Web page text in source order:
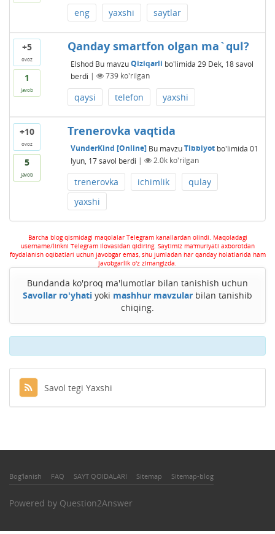
eng yaxshi saytlar
+5
ovoz
1
javob
Qanday smartfon olgan ma`qul?
Elshod Bu mavzuQiziqarli bo'limida 29 Dek, 18 savol
berdi | 739ko'rilgan
qaysi telefon yaxshi
+10
ovoz
5
javob
Trenerovka vaqtida
VunderKind [Online] Bu mavzuTibbiyotbo'limida 01
Iyun, 17 savol berdi | 2.0kko'rilgan
trenerovka ichimlik
qulay
yaxshi
Barcha blog qismidagi maqolalar Telegram kanallardan olindi. Maqoladagi
username/linkni Telegram ilovasidan qidiring. Saytimiz ma'muriyati axborotdan
foydalanish oqibatlari uchun javobgar emas, shu jumladan har qanday holatlarida ham
javobgarlik o'z zimangizda.
Bundanda ko'proq ma'lumotlar bilan tanishish uchun
Savollar ro'yhati yoki mashhur mavzular bilan tanishib
chiqing.
Savol tegi Yaxshi
Bog'lanish FAQ SAYT QOIDALARI Sitemap Sitemap-blog
Powered by Question2Answer